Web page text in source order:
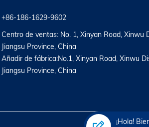
¡Hola!
+86-186-1629-9602
Centro de ventas: No. 1, Xinyan Road, Xinwu
Jiangsu Province, China
Añadir de fábrica:No.1, Xinyan Road, Xinwu
Jiangsu Province, China